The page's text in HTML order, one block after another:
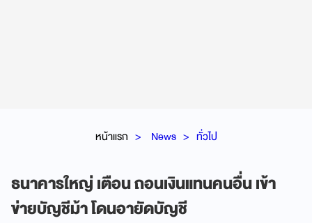
หน้าแรก News ทั่วไป
ธนาคารใหญ่ เตือน ถอนเงินแทนคนอื่น เข้า
ข่ายบัญชีม้า โดนอายัดบัญชี